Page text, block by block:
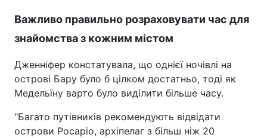
Важливо правильно розраховувати час для
знайомства з кожним містом
Дженніфер констатувала, що однієї ночівлі на
острові Бару було б цілком достатньо, тоді як
Медельїну варто було виділити більше часу.
"Багато путівників рекомендують відвідати
острови Росаріо, архіпелаг з більш ніж 20